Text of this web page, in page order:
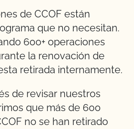
de CCOF están
que no necesitan.
600+ operaciones
la renovación de
retirada internamente.
de revisar nuestros
que más de 600
no se han retirado